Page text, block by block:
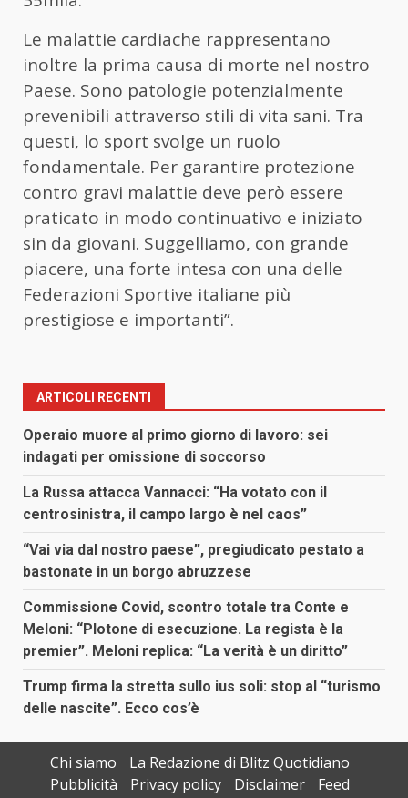
Le malattie cardiache rappresentano
inoltre la prima causa di morte nel nostro
Paese. Sono patologie potenzialmente
prevenibili attraverso stili di vita sani. Tra
questi, lo sport svolge un ruolo
fondamentale. Per garantire protezione
contro gravi malattie deve però essere
praticato in modo continuativo e iniziato
sin da giovani. Suggelliamo, con grande
piacere, una forte intesa con una delle
Federazioni Sportive italiane più
prestigiose e importanti”.
ARTICOLI RECENTI
Operaio muore al primo giorno di lavoro: sei
indagati per omissione di soccorso
La Russa attacca Vannacci: “Ha votato con il
centrosinistra, il campo largo è nel caos”
“Vai via dal nostro paese”, pregiudicato pestato a
bastonate in un borgo abruzzese
Commissione Covid, scontro totale tra Conte e
Meloni: “Plotone di esecuzione. La regista è la
premier”. Meloni replica: “La verità è un diritto”
Trump firma la stretta sullo ius soli: stop al “turismo
delle nascite”. Ecco cos’è
Chi siamo
La Redazione di Blitz Quotidiano
Pubblicità
Privacy policy Disclaimer Feed